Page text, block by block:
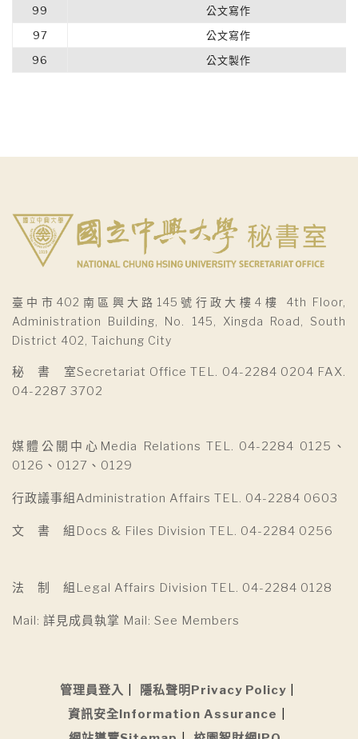
99
公文寫作
97
公文寫作
96
公文製作
臺中市402南區興大路145號行政大樓4樓 4th Floor,
Administration Building, No. 145, Xingda Road, South
District 402, Taichung City
秘 書 室Secretariat Office TEL. 04-2284 0204 FAX.
04-2287 3702
媒體公關中心Media Relations TEL. 04-2284 0125、
0126、0127、0129
行政議事組Administration Affairs TEL. 04-2284 0603
文 書 組Docs & Files Division TEL. 04-2284 0256
法 制 組Legal Affairs Division TEL. 04-2284 0128
Mail: 詳見成員執掌 Mail: See Members
管理員登入
隱私聲明Privacy Policy
資訊安全Information Assurance